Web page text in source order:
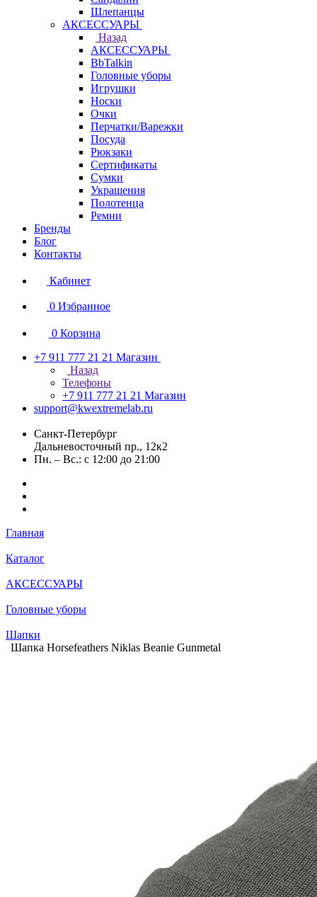
Шлепанцы
АКСЕССУАРЫ
Назад
АКСЕССУАРЫ
BbTalkin
Головные уборы
Игрушки
Носки
Очки
Перчатки/Варежки
Посуда
Рюкзаки
Сертификаты
Сумки
Украшения
Полотенца
Ремни
Бренды
Блог
Контакты
Кабинет
0 Избранное
0 Корзина
+7 911 777 21 21 Магазин
Назад
Телефоны
+7 911 777 21 21 Магазин
support@kwextremelab.ru
Санкт-Петербург
Дальневосточный пр., 12к2
Пн. – Вс.: с 12:00 до 21:00
Главная
Каталог
АКСЕССУАРЫ
Головные уборы
Шапки
Шапка Horsefeathers Niklas Beanie Gunmetal